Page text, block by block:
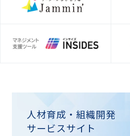
人材育成・組織開発
サービスサイト